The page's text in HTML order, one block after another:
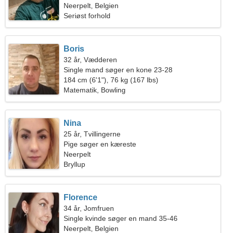
Neerpelt, Belgien
Seriøst forhold
Boris
32 år, Vædderen
Single mand søger en kone 23-28
184 cm (6'1"), 76 kg (167 lbs)
Matematik, Bowling
Nina
25 år, Tvillingerne
Pige søger en kæreste
Neerpelt
Bryllup
Florence
34 år, Jomfruen
Single kvinde søger en mand 35-46
Neerpelt, Belgien